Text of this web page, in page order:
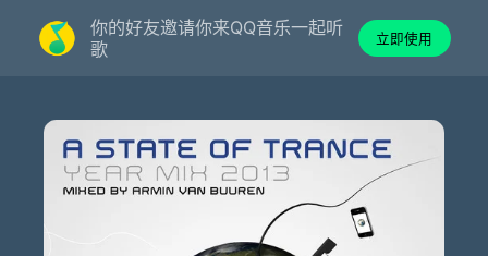
你的好友邀请你来QQ音乐一起听
歌
立即使用